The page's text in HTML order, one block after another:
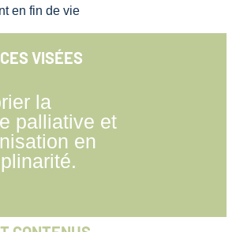
en fin de vie
VISÉES
la
palliative et
en